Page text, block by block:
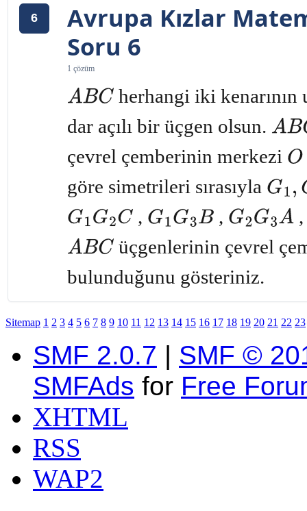
6
Avrupa Kızlar
Soru 6
1 çözüm
ABC
herhangi iki
dar açılı bir üçgen olsun. ABC
çevrel çemberinin merkezi O
göre simetrileri sırasıyla
G1,G ,G3
G1G C , G1G B , G2G3A
ABC
üçgenlerinin çevrel
bulunduğunu gösteriniz.
Sitemap 1 2 3 4 5 6 7 8 9 10 11 12 13 14 15 16 17 18 19 20 21 22 23
SMF 2.0.7 | SMF ©
SMFAds for Free
XHTML
RSS
WAP2